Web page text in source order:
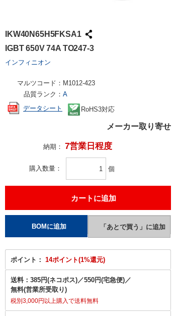
IKW40N65H5FKSA1
IGBT 650V 74A TO247-3
インフィニオン
マルツコード： M1012-423
品質ランク： A
データシート
RoHS3対応
メーカー取り寄せ
納期： 7営業日程度
購入数量 個
ポイント： 14ポイント(1%還元)
送料： 385円(ネコポス)／550円(宅急便)／
無料(営業所受取り)
税別3,000円以上購入で送料無料